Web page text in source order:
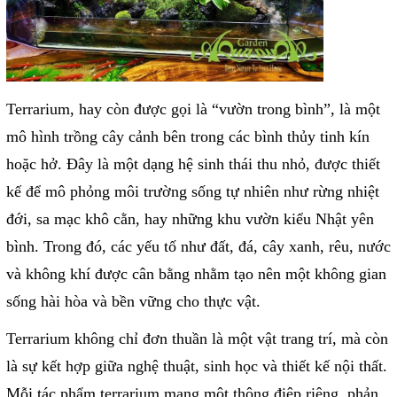
Terrarium, hay còn được gọi là “vườn trong bình”, là một
mô hình trồng cây cảnh bên trong các bình thủy tinh kín
hoặc hở. Đây là một dạng hệ sinh thái thu nhỏ, được thiết
kế để mô phỏng môi trường sống tự nhiên như rừng nhiệt
đới, sa mạc khô cằn, hay những khu vườn kiểu Nhật yên
bình. Trong đó, các yếu tố như đất, đá, cây xanh, rêu, nước
và không khí được cân bằng nhằm tạo nên một không gian
sống hài hòa và bền vững cho thực vật.
Terrarium không chỉ đơn thuần là một vật trang trí, mà còn
là sự kết hợp giữa nghệ thuật, sinh học và thiết kế nội thất.
Mỗi tác phẩm terrarium mang một thông điệp riêng, phản